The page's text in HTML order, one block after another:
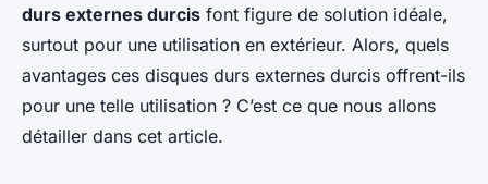
berthe•18 février 2024•3 min de lecture
durs externes durcis font figure de solution idéale,
surtout pour une utilisation en extérieur. Alors, quels
avantages ces disques durs externes durcis offrent-ils
pour une telle utilisation ? C’est ce que nous allons
détailler dans cet article.